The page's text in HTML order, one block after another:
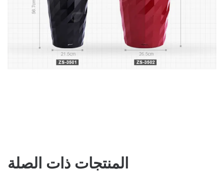
المنتجات ذات الصلة